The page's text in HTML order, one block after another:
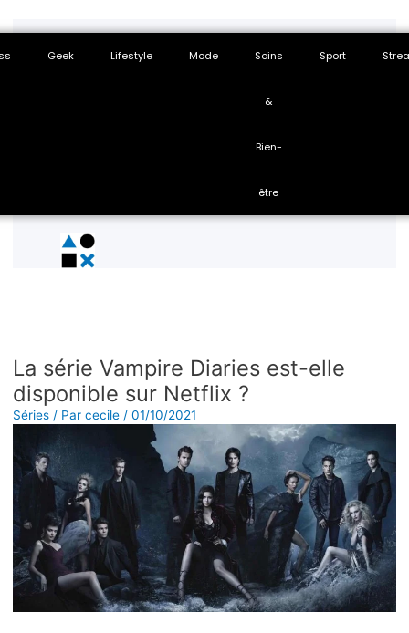
Geek Lifestyle Mode Soins
&
Bien-
être
Sport
La série Vampire Diaries est-elle
disponible sur Netflix ?
Séries/ Par cecile / 01/10/2021